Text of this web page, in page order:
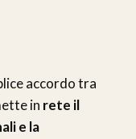
accordo tra
in rete il
e la